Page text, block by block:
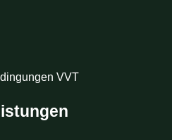
VVT